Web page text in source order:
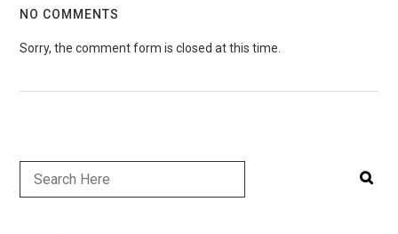
NO COMMENTS
Sorry, the comment form is closed at this time.